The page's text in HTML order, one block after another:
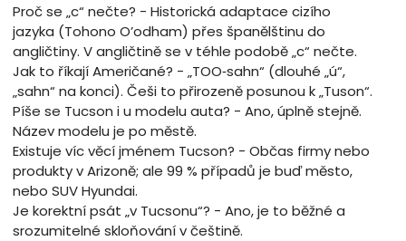
Proč se „c“ nečte? - Historická adaptace cizího
jazyka (Tohono O’odham) přes španělštinu do
angličtiny. V angličtině se v téhle podobě „c“ nečte.
Jak to říkají Američané? - „TOO‑sahn“ (dlouhé „ú“,
„sahn“ na konci). Češi to přirozeně posunou k „Tuson“.
Píše se Tucson i u modelu auta? - Ano, úplně stejně.
Název modelu je po městě.
Existuje víc věcí jménem Tucson? - Občas firmy nebo
produkty v Arizoně; ale 99 % případů je buď město,
nebo SUV Hyundai.
Je korektní psát „v Tucsonu“? - Ano, je to běžné a
srozumitelné skloňování v češtině.